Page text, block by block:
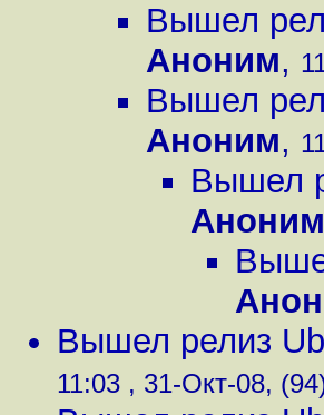
Вышел
Аноним,
Вышел
Аноним,
Вышел
Аноним
Вышел релиз
11:03 , 31-Окт-08,